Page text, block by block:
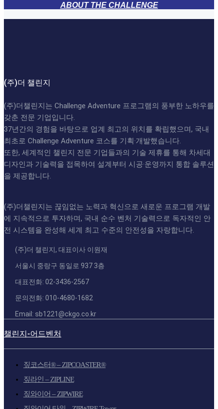
ABOUT THE CHALLENGE
(주)더 챌린지
(주)더챌린지는 Challenge Adventure 프로그램의 풍부한 노하우를
갖춘 전문 기업입니다.
37년간의 경험을 바탕으로 업계 최고의 위치를 확립했으며, 국내
최초로 Challenge Adventure 코스를 기획·개발했습니다.
또한, 세계적인 챌린지 전문 기업들과의 기술 제휴를 통해 차세대
디자인과 기술력을 접목하여 설계부터 시공·운영까지 통합 솔루션
을 제공합니다.
(주)더챌린지는 끊임없는 노력과 혁신으로 새로운 프로그램 개발
에 지속적으로 투자하며, 국내 순수 벤처 기술력으로 독자적인 안
전 시스템을 완성해 세계 최고 수준의 안전성을 자랑합니다.
(주)더 챌린지, 대표이사 이원재
서울시 중랑구 동일로 937 3층
대표전화: 02-3436-2567
문의전화: 010-4680-1682
Email: sb1221@ckgo.co.kr
챌린지-어드벤처
짚코스터® – ZIPCOASTER®
짚라인 – ZIPLINE
짚와이어 – ZIPWIRE